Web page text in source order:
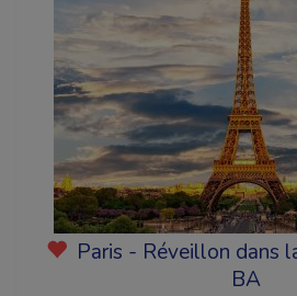
Paris - Réveillon dans
BA